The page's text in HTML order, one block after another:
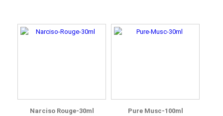
Narciso Rouge-30ml Pure Musc-100ml